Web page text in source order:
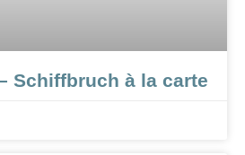
Schiffbruch à la carte